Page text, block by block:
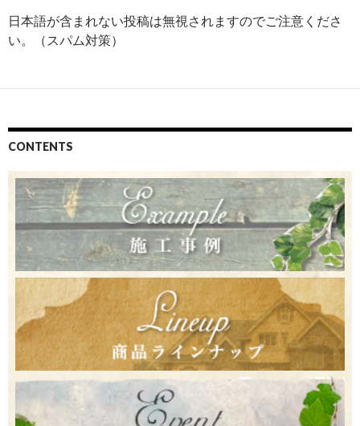
日本語が含まれない投稿は無視されますのでご注意くださ
い。（スパム対策）
CONTENTS